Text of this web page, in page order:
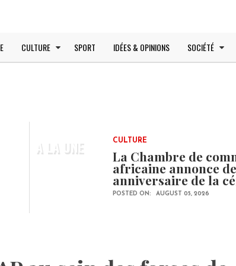
CULTURE SPORT IDÉES & OPINIONS SOCIÉTÉ
A LA UNE CULTURE
La Chambre de
africaine annonce
anniversaire de la
POSTED ON: AUGUST 05, 2026